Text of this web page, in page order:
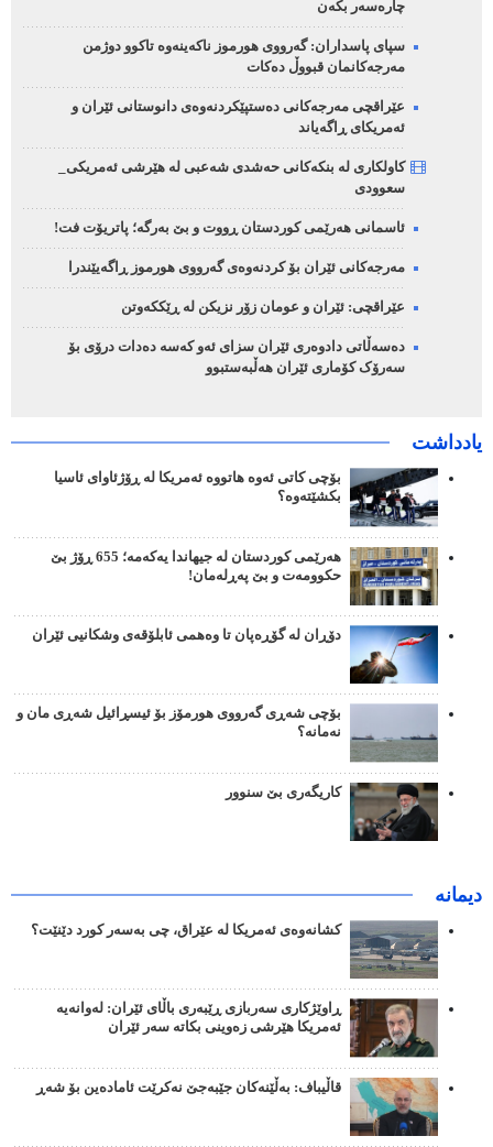
چارەسەر بکەن
سپای پاسداران: گەرووی هورموز ناکەینەوە تاکوو دوژمن
مەرجەکانمان قبووڵ دەکات
عێراقچی مەرجەکانی دەستپێکردنەوەی دانوستانی ئێران و
ئەمریکای ڕاگەیاند
کاولکاری لە بنکەکانی حەشدی شەعبی لە هێرشی ئەمریکی_
سعوودی
ئاسمانی هەرێمی کوردستان ڕووت و بێ بەرگە؛ پاتریۆت فت!
مەرجەکانی ئێران بۆ کردنەوەی گەرووی هورموز ڕاگەیێندرا
عێراقچی: ئێران و عومان زۆر نزیکن لە ڕێککەوتن
دەسەڵاتی دادوەری ئێران سزای ئەو کەسە دەدات درۆی بۆ
سەرۆک کۆماری ئێران هەڵبەستبوو
یادداشت
بۆچی کاتی ئەوە هاتووە ئەمریکا لە ڕۆژئاوای ئاسیا
بکشێتەوە؟
هەرێمی کوردستان لە جیهاندا یەکەمە؛ 655 ڕۆژ بێ
حکوومەت و بێ پەڕلەمان!
دۆڕان لە گۆڕەپان تا وەهمی ئابلۆقەی وشکانیی ئێران
بۆچی شەڕی گەرووی هورمۆز بۆ ئیسڕائیل شەڕی مان و
نەمانە؟
کاریگەری بێ سنوور
دیمانە
کشانەوەی ئەمریکا لە عێراق، چی بەسەر کورد دێنێت؟
ڕاوێژکاری سەربازی ڕێبەری باڵای ئێران: لەوانەیە
ئەمریکا هێرشی زەوینی بکاتە سەر ئێران
قاڵیباف: بەڵێنەکان جێبەجێ نەکرێت ئامادەین بۆ شەڕ